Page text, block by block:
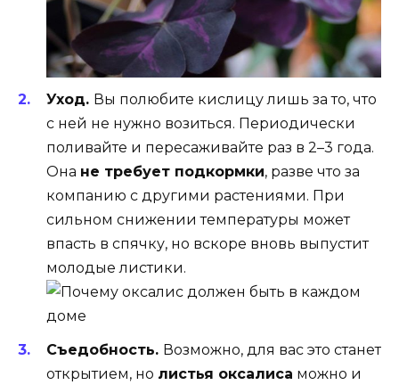
Уход. Вы полюбите кислицу лишь за то, что
с ней не нужно возиться. Периодически
поливайте и пересаживайте раз в 2–3 года.
Она не требует подкормки, разве что за
компанию с другими растениями. При
сильном снижении температуры может
впасть в спячку, но вскоре вновь выпустит
молодые листики.
Съедобность. Возможно, для вас это станет
открытием, но листья оксалиса можно и